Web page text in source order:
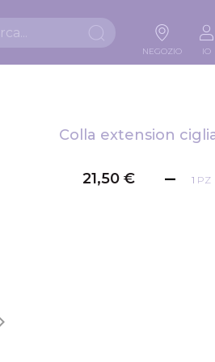
NEGOZIO IO
Colla extension
21,50 € PZ